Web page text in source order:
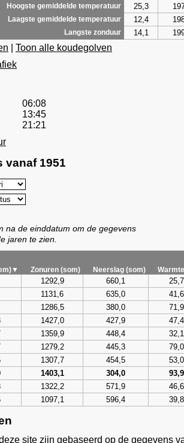
Hoogste gemiddelde temperatuur 25,3
Laagste gemiddelde temperatuur 12,4
Langste zonduur 14,1
Toon alle koudegolven
06:08
13:45
21:21
vanaf 1951
na de einddatum om de gegevens
jaren te zien.
Zonuren (som) Neerslag (som)
1292,9 660,1 25,7
1131,6 635,0 41,6
1286,5 380,0 71,9
1427,0 427,9 47,4
1359,9 448,4 32,1
1279,2 445,3 79,0
1307,7 454,5 53,0
1403,1 304,0 93,9
1322,2 571,9 46,6
1097,1 596,4 39,8
site zijn gebaseerd op de gegevens